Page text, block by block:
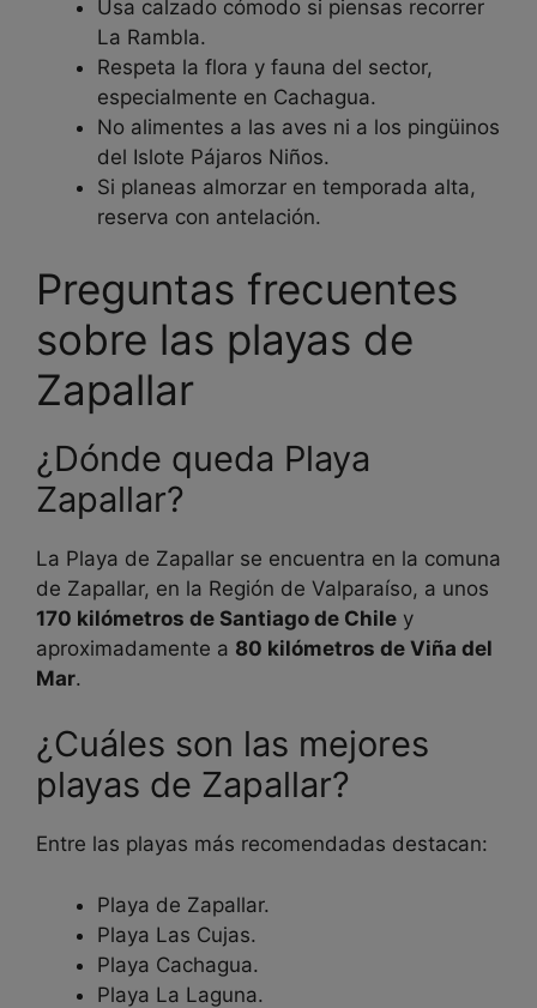
Usa calzado cómodo si piensas recorrer
La Rambla.
Respeta la flora y fauna del sector,
especialmente en Cachagua.
No alimentes a las aves ni a los pingüinos
del Islote Pájaros Niños.
Si planeas almorzar en temporada alta,
reserva con antelación.
Preguntas frecuentes
sobre las playas de
Zapallar
¿Dónde queda Playa
Zapallar?
La Playa de Zapallar se encuentra en la comuna
de Zapallar, en la Región de Valparaíso, a unos
170 kilómetros de Santiago de Chile y
aproximadamente a 80 kilómetros de Viña del
Mar.
¿Cuáles son las mejores
playas de Zapallar?
Entre las playas más recomendadas destacan:
Playa de Zapallar.
Playa Las Cujas.
Playa Cachagua.
Playa La Laguna.